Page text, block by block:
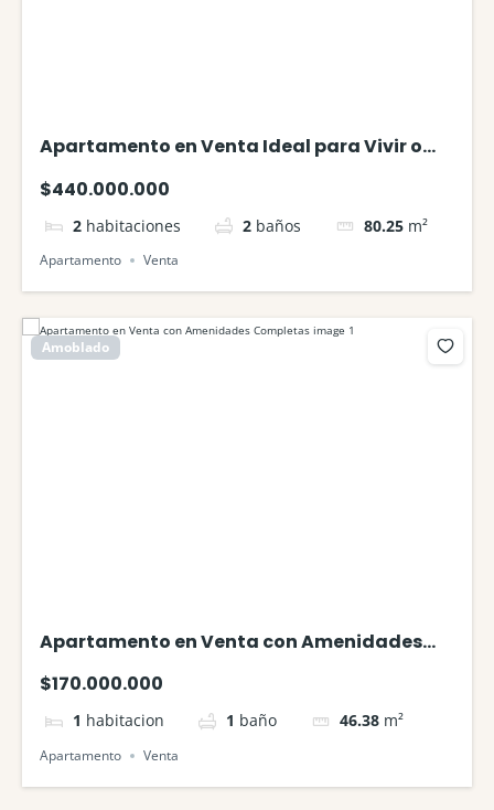
Apartamento en Venta Ideal para Vivir o
$440.000.000
2 habitaciones 2 baños 80.25 m²
Apartamento Venta
Amoblado
Apartamento en Venta con Amenidades
$170.000.000
1 habitacion 1 baño 46.38 m²
Apartamento Venta